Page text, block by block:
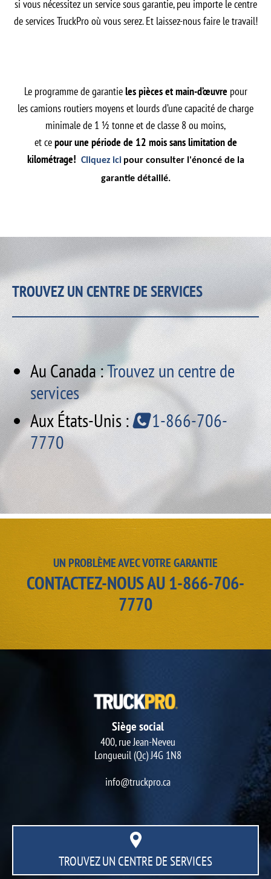
si vous nécessitez un service sous garantie, peu importe le centre
de services TruckPro où vous serez. Et laissez-nous faire le travail!
Le programme de garantieles pièces et main-d’œuvre pour
les camions routiers moyens et lourds d’une capacité de charge
minimale de 1 ½ tonne et de classe 8 ou moins,
et cepour une période de 12 mois sans limitation de
kilométrage! Cliquez ici pour consulter l'énoncé de la
garantie détaillé.
TROUVEZ UN CENTRE DE SERVICES
Au Canada :Trouvez un centre de
services
Aux États-Unis :
1-866-706-
7770
UN PROBLÈME AVEC VOTRE GARANTIE
CONTACTEZ-NOUS AU1-866-706-
7770
Siège social
400, rue Jean-Neveu
Longueuil (Qc) J4G 1N8
info@truckpro.ca
TROUVEZ UN CENTRE DE SERVICES